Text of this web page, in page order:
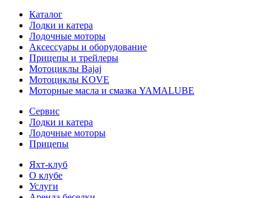
Каталог
Лодки и катера
Лодочные моторы
Аксессуары и оборудование
Прицепы и трейлеры
Мотоциклы Bajaj
Мотоциклы KOVE
Моторные масла и смазка YAMALUBE
Сервис
Лодки и катера
Лодочные моторы
Прицепы
Яхт-клуб
О клубе
Услуги